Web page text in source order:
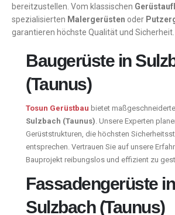
bereitzustellen. Vom klassischen
spezialisierten Malergerüsten oder
garantieren höchste Qualität und Sicherheit.
Baugerüste in
(Taunus)
Tosun Gerüstbau bietet maßgeschneiderte
Sulzbach (Taunus). Unsere Experten
Gerüststrukturen, die höchsten
entsprechen. Vertrauen Sie auf unsere
Bauprojekt reibungslos und effizient zu
Fassadengerüste in
Sulzbach (Taunus)